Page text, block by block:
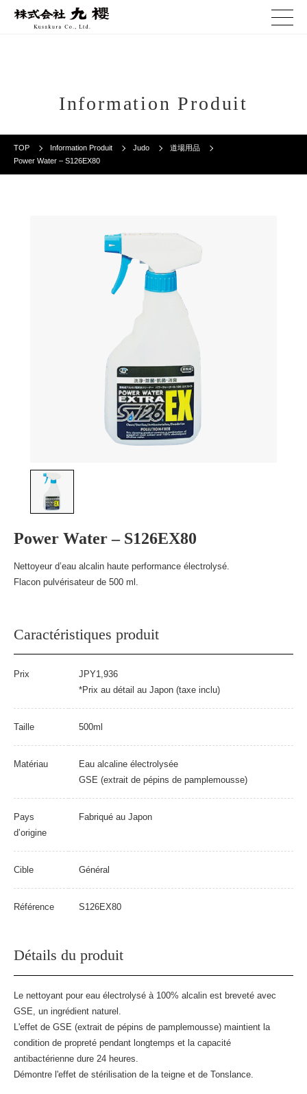
Information Produit
TOP Information Produit Judo
道場用品
Power Water – S126EX80
Power Water – S126EX80
Nettoyeur d’eau alcalin haute performance électrolysé.
Flacon pulvérisateur de 500 ml.
Caractéristiques produit
Prix
JPY1,936
*Prix au détail au Japon (taxe inclu)
Taille 500ml
Matériau
Eau alcaline électrolysée
GSE (extrait de pépins de pamplemousse)
Pays
d’origine
Fabriqué au Japon
Cible Général
Référence S126EX80
Détails du produit
Le nettoyant pour eau électrolysé à 100% alcalin est breveté avec
GSE, un ingrédient naturel.
L'effet de GSE (extrait de pépins de pamplemousse) maintient la
condition de propreté pendant longtemps et la capacité
antibactérienne dure 24 heures.
Démontre l'effet de stérilisation de la teigne et de Tonslance.